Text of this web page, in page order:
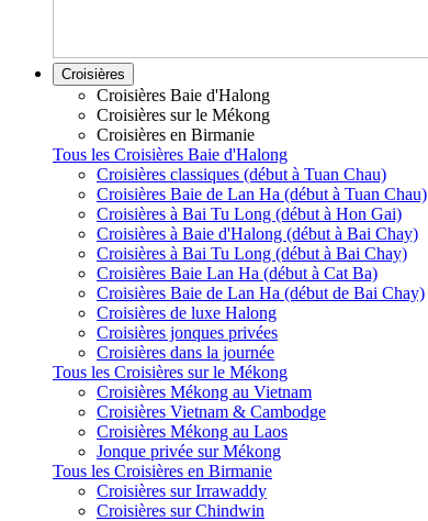
Croisières
Croisières Baie d'Halong
Croisières sur le Mékong
Croisières en Birmanie
Tous les Croisières Baie d'Halong
Croisières classiques (début à Tuan Chau)
Croisières Baie de Lan Ha (début à Tuan Chau)
Croisières à Bai Tu Long (début à Hon Gai)
Croisières à Baie d'Halong (début à Bai Chay)
Croisières à Bai Tu Long (début à Bai Chay)
Croisières Baie Lan Ha (début à Cat Ba)
Croisières Baie de Lan Ha (début de Bai Chay)
Croisières de luxe Halong
Croisières jonques privées
Croisières dans la journée
Tous les Croisières sur le Mékong
Croisières Mékong au Vietnam
Croisières Vietnam & Cambodge
Croisières Mékong au Laos
Jonque privée sur Mékong
Tous les Croisières en Birmanie
Croisières sur Irrawaddy
Croisières sur Chindwin